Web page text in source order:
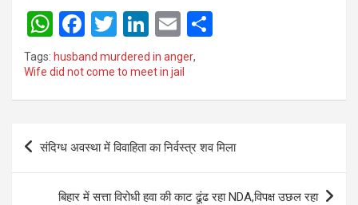
W
h
at
s
p
p
F
a
ce
b
o
k
T
wi
tt
er
Li
n
ke
dI
E
m
ail
e
Tags: husband murdered in anger,
Wife did not come to meet in jail
Post
संदिग्ध अवस्था में विवाहिता का निर्वस्त्र शव मिला
बिहार में सत्ता विरोधी हवा की काट ढूंढ रहा NDA,विपक्ष उछल रहा